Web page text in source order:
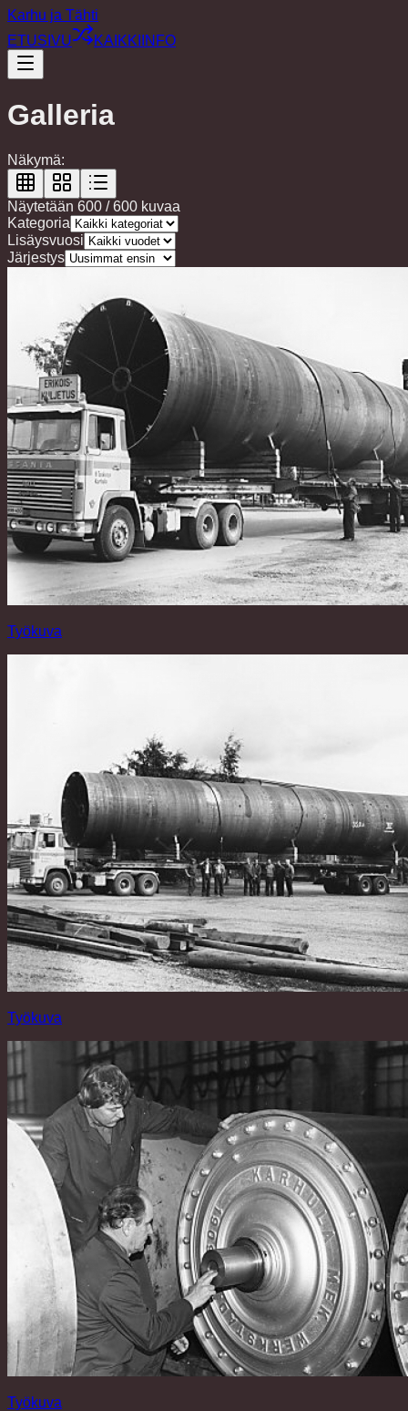
Karhu ja Tähti
ETUSIVU
KAIKKI INFO
Galleria
Näkymä:
Näytetään 600 /600 kuvaa
Kategoria
Lisäysvuosi
Järjestys
Työkuva
Työkuva
Työkuva